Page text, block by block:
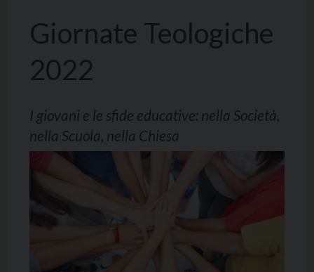
Giornate Teologiche
2022
I giovani e le sfide educative: nella Società,
nella Scuola, nella Chiesa